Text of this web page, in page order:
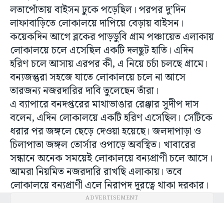
লতাপোঁতায় বাইসন ঢুকে পড়েছিল। পরপর দু’দিন
লাফাবাড়িতে লোকালয়ে দাপিয়ে বেড়ায় বাইসন।
কয়েকদিন আগে ব্লকের পাড়ডুবি গ্রাম পঞ্চায়েত এলাকায়
লোকালয়ে চলে এসেছিল একটি দলছুট হাতি। এদিন
হরিণ চলে আসায় এরপর কী, এ নিয়ে চর্চা চলছে গ্রামে।
বন্যজন্তুরা সহজে যাতে লোকালয়ে চলে না আসে
তারজন্য নজরদারির দাবি তুলেছেন তাঁরা।
এ ব্যাপারে বনদপ্তরের মাথাভাঙার রেঞ্জার সুদীপ দাস
বলেন, এদিন লোকালয়ে একটি হরিণ এসেছিল। সেটিকে
ধরার পর জঙ্গলে ছেড়ে দেওয়া হয়েছে। জলদাপাড়া ও
চিলাপাতা জঙ্গল তোর্সার ওপাড়ে অবস্থিত। খাবারের
সন্ধানে অনেক সময়েই লোকালয়ে বন্যপ্রাণী চলে আসে।
আমরা নিয়মিত নজরদারি রাখছি এলাকায়। তবে
লোকালয়ে বন্যপ্রাণী এলে নিরাপদ দূরত্বে থাকা দরকার।
ADVERTISEMENT